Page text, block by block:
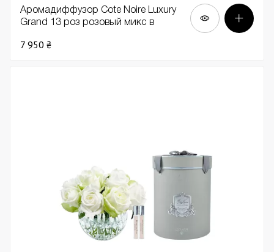
Аромадиффузор Cote Noire Luxury
Grand 13 роз розовый микс в
7 950 ₴